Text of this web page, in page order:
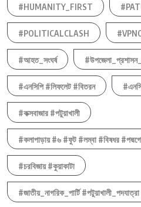
#HUMANITY_FIRST
#POLITICALCLASH
#আহত_সংঘর্ষ
#এনসিপি #লিফলেট #বিতরন
#কক্সবাজার #পটুয়াখালী
#কলাপাড়ায় #৬ #ফুট #লম্বা #বিষধর
#চরবিজায় #কুয়াকাটা
#জাতীয়_নাগরিক_পার্টি